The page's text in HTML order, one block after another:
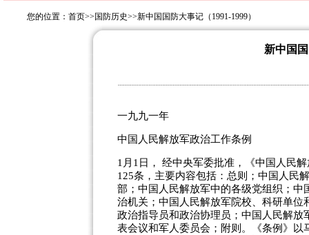
您的位置： 首页>> 国防历史>>新中国国防大事记（1991-1999）
新中国
一九九一年
中国人民解放军政治工作条例
1月1日， 经中央军委批准，《中国人民
125条，主要内容包括：总则；中国人民
部；中国人民解放军中的各级党组织；
治机关；中国人民解放军院校、科研单
政治指导员和政治协理员；中国人民解
表会议和军人委员会；附则。《条例》